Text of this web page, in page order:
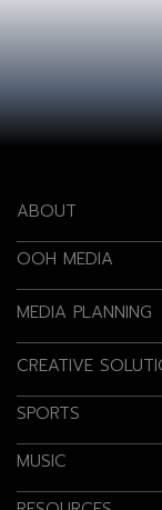
ABOUT
OOH MEDIA
MEDIA PLANNING
CREATIVE
SPORTS
MUSIC